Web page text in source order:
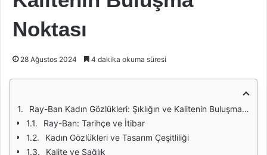
Noktası
28 Ağustos 2024 4 dakika okuma süresi
Ray-Ban Kadın Gözlükleri: Şıklığın ve Kalitenin Buluşma Noktası
Ray-Ban: Tarihçe ve İtibar
Kadın Gözlükleri ve Tasarım Çeşitliliği
Kalite ve Sağlık